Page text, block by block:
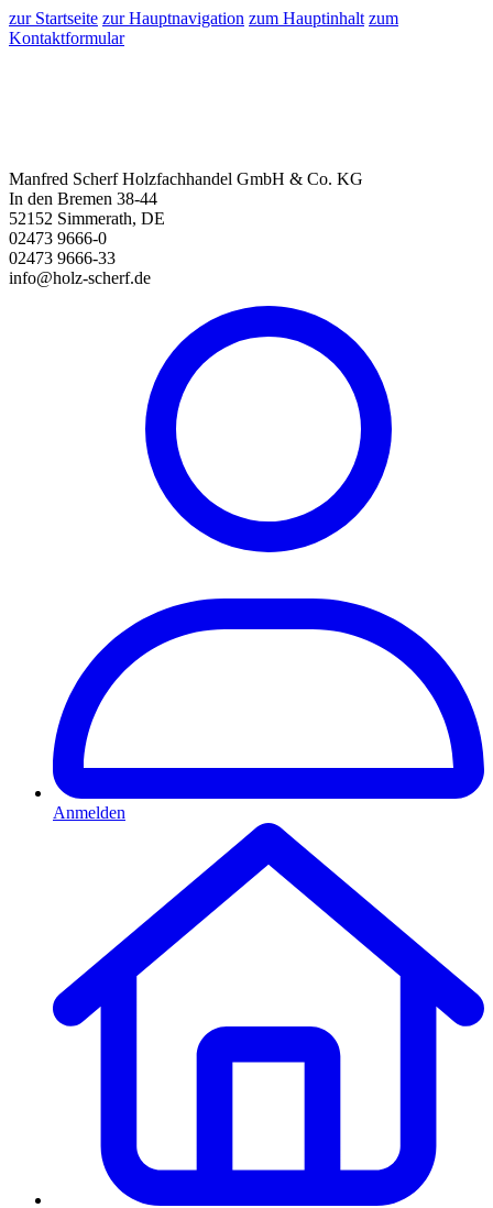
zur Startseite zur Hauptnavigation zum Hauptinhalt zum
Kontaktformular
Manfred Scherf Holzfachhandel GmbH & Co. KG
In den Bremen 38-44
52152 Simmerath, DE
02473 9666-0
02473 9666-33
info@holz-scherf.de
Anmelden